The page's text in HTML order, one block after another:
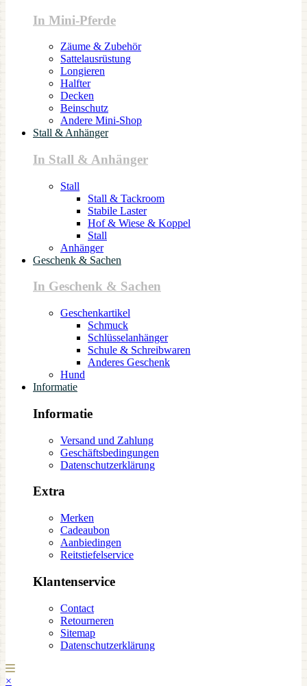
In Mini-Pferde
Zäume & Zubehör
Sattelausrüstung
Longieren
Halfter
Decken
Beinschutz
Andere Mini-Shop
Stall & Anhänger
In Stall & Anhänger
Stall
Stall & Tackroom
Stabile Laster
Hof & Wiese & Koppel
Stall
Anhänger
Geschenk & Sachen
In Geschenk & Sachen
Geschenkartikel
Schmuck
Schlüsselanhänger
Schule & Schreibwaren
Anderes Geschenk
Hund
Informatie
Informatie
Versand und Zahlung
Geschäftsbedingungen
Datenschutzerklärung
Extra
Merken
Cadeaubon
Aanbiedingen
Reitstiefelservice
Klantenservice
Contact
Retourneren
Sitemap
Datenschutzerklärung
×